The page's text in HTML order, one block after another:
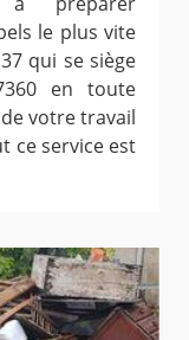
le plus vite
qui se siège
en toute
votre travail
ce service est